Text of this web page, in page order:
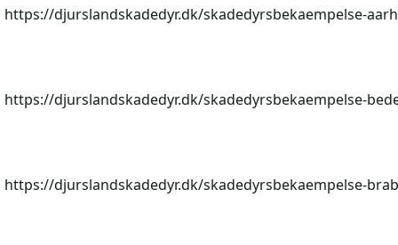
https://djurslandskadedyr.dk/skadedyrsbekaempelse-
https://djurslandskadedyr.dk/skadedyrsbekaempelse-
https://djurslandskadedyr.dk/skadedyrsbekaempelse-